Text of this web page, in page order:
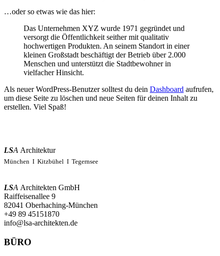
…oder so etwas wie das hier:
Das Unternehmen XYZ wurde 1971 gegründet und
versorgt die Öffentlichkeit seither mit qualitativ
hochwertigen Produkten. An seinem Standort in einer
kleinen Großstadt beschäftigt der Betrieb über 2.000
Menschen und unterstützt die Stadtbewohner in
vielfacher Hinsicht.
Als neuer WordPress-Benutzer solltest du dein Dashboard aufrufen,
um diese Seite zu löschen und neue Seiten für deinen Inhalt zu
erstellen. Viel Spaß!
LSA Architektur
München I Kitzbühel I Tegernsee
LSA Architekten GmbH
Raiffeisenallee 9
82041 Oberhaching-München
+49 89 45151870
info@lsa-architekten.de
BÜRO